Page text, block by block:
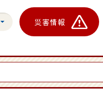
災害情報